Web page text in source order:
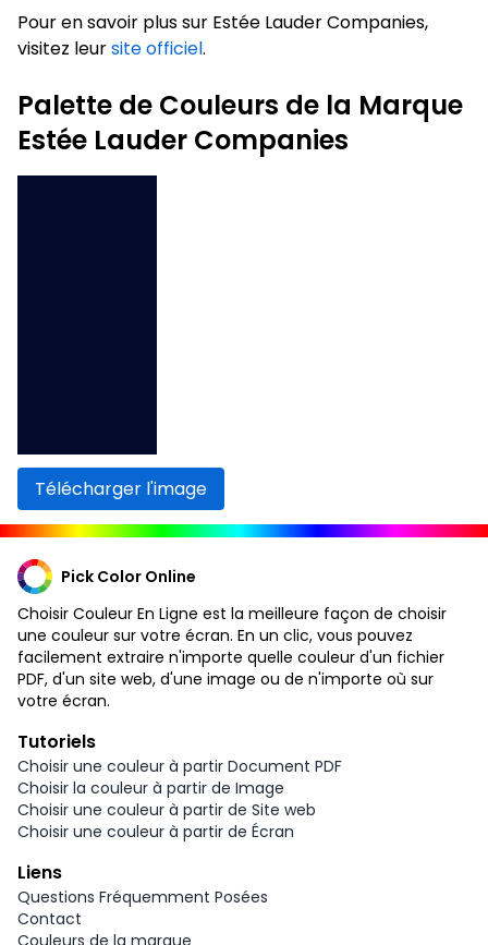
Pour en savoir plus sur Estée Lauder Companies,
visitez leursite officiel.
Palette de Couleurs de la Marque
Estée Lauder Companies
Télécharger l'image
Pick Color Online
Choisir Couleur En Ligne est la meilleure façon de choisir
une couleur sur votre écran. En un clic, vous pouvez
facilement extraire n'importe quelle couleur d'un fichier
PDF, d'un site web, d'une image ou de n'importe où sur
votre écran.
Tutoriels
Choisir une couleur à partir Document PDF
Choisir la couleur à partir de Image
Choisir une couleur à partir de Site web
Choisir une couleur à partir de Écran
Liens
Questions Fréquemment Posées
Contact
Couleurs de la marque